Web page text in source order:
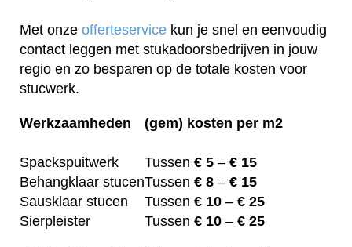
Met onze offerteservice kun je snel en eenvoudig
contact leggen met stukadoorsbedrijven in jouw
regio en zo besparen op de totale kosten voor
stucwerk.
Werkzaamheden (gem) kosten per m2
Spackspuitwerk Tussen € 5 – € 15
Behangklaar stucenTussen € 8 – € 15
Sausklaar stucen
Tussen € 10 – € 25
Sierpleister
Tussen € 10 – € 25